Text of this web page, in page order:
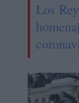
Los